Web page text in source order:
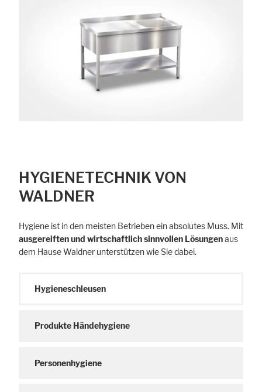
HYGIENETECHNIK VON
WALDNER
Hygiene ist in den meisten Betrieben ein absolutes Muss. Mit
ausgereiften und wirtschaftlich sinnvollen Lösungenaus
dem Hause Waldner unterstützen wie Sie dabei.
Hygieneschleusen
Produkte Händehygiene
Personenhygiene